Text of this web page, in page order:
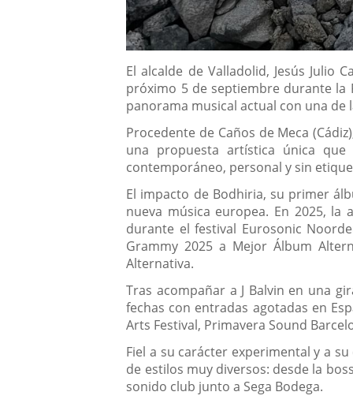
Descripción
El alcalde de Valladolid, Jesús Julio
próximo 5 de septiembre durante la
panorama musical actual con una
Procedente de Caños de Meca
una propuesta artística única
contemporáneo, personal y sin
El impacto de Bodhiria, su primer
nueva música europea. En 2025, la
durante el festival Eurosonic
Grammy 2025 a Mejor Álbum
Alternativa.
Tras acompañar a J Balvin en una
fechas con entradas agotadas en
Arts Festival, Primavera Sound
Fiel a su carácter experimental y a
de estilos muy diversos: desde la
sonido club junto a Sega Bodega.